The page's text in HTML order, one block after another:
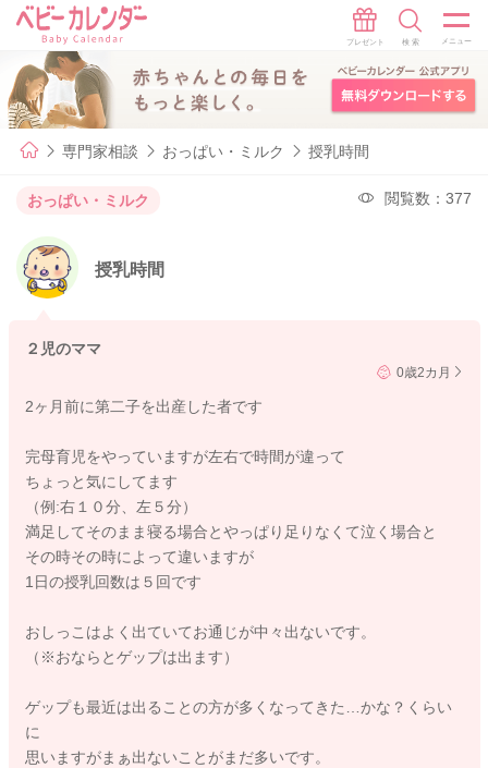
専門家相談 おっぱい・ミルク 授乳時間
おっぱい・ミルク 閲覧数：377
授乳時間
２児のママ
0歳2カ月
2ヶ月前に第二子を出産した者です
完母育児をやっていますが左右で時間が違って
ちょっと気にしてます
（例:右１０分、左５分）
満足してそのまま寝る場合とやっぱり足りなくて泣く場合と
その時その時によって違いますが
1日の授乳回数は５回です
おしっこはよく出ていてお通じが中々出ないです。
（※おならとゲップは出ます）
ゲップも最近は出ることの方が多くなってきた…かな？くらい
に
思いますがまぁ出ないことがまだ多いです。